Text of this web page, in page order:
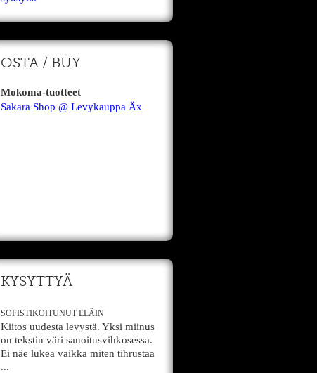
OSTA / BUY
Mokoma-tuotteet
Sakara Shop @ Levykauppa Äx
KYSYTTYÄ
SOFISTIKOITUNUT ELÄIN
Kiitos uudesta levystä. Yksi miinus
on tekstin väri sanoitusvihkosessa.
Ei näe lukea vaikka miten tihrustaa
...